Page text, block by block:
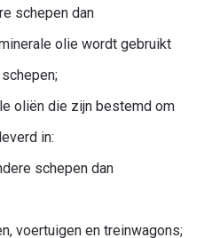
schepen dan
olie wordt gebruikt
oliën die zijn bestemd om
in:
schepen dan
voertuigen en treinwagons;